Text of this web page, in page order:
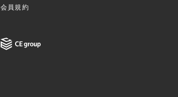
会員規約